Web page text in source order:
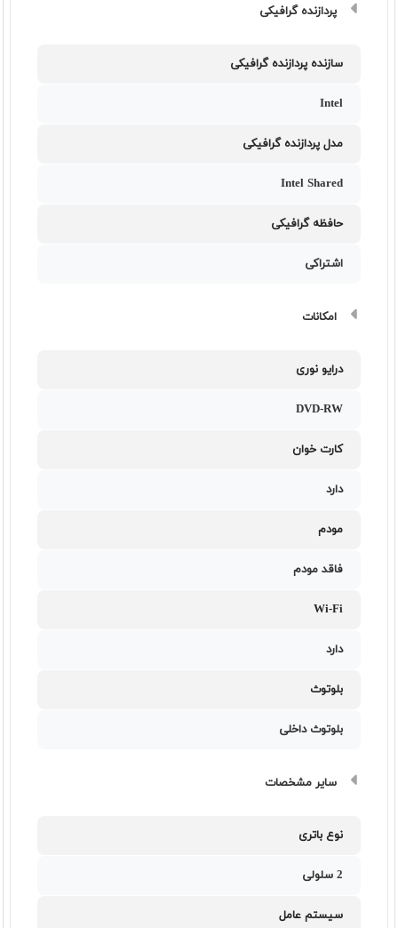
پردازنده گرافیکی
سازنده پردازنده گرافیکی
Intel
مدل پردازنده گرافیکی
Intel Shared
حافظه گرافیکی
اشتراکی
امکانات
درایو نوری
DVD-RW
کارت خوان
دارد
مودم
فاقد مودم
Wi-Fi
دارد
بلوتوث
بلوتوث داخلی
سایر مشخصات
نوع باتری
2 سلولی
سیستم عامل